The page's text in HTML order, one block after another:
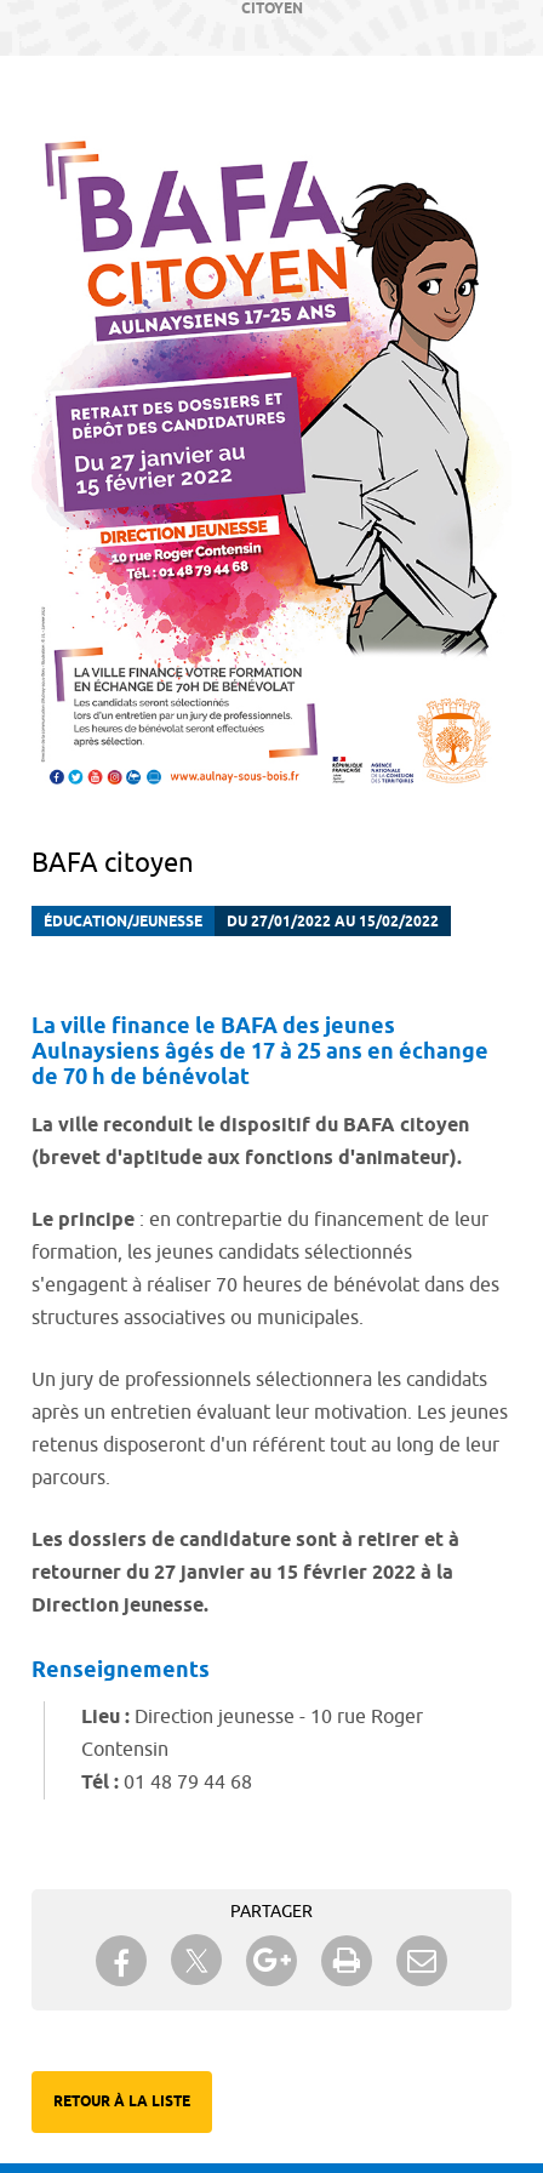
CITOYEN
BAFA citoyen
ÉDUCATION/JEUNESSE DU 27/01/2022 AU 15/02/2022
La ville finance le BAFA des jeunes
Aulnaysiens âgés de 17 à 25 ans en échange
de 70 h de bénévolat
La ville reconduit le dispositif du BAFA citoyen
(brevet d'aptitude aux fonctions d'animateur).
Le principe : en contrepartie du financement de leur
formation, les jeunes candidats sélectionnés
s'engagent à réaliser 70 heures de bénévolat dans des
structures associatives ou municipales.
Un jury de professionnels sélectionnera les candidats
après un entretien évaluant leur motivation. Les jeunes
retenus disposeront d'un référent tout au long de leur
parcours.
Les dossiers de candidature sont à retirer et à
retourner du 27 janvier au 15 février 2022 à la
Direction jeunesse.
Renseignements
Lieu : Direction jeunesse - 10 rue Roger
Contensin
Tél : 01 48 79 44 68
PARTAGER
Partager sur Facebook
Partager sur TwitterPartager sur Google+
Imprimer
RETOUR À LA LISTE